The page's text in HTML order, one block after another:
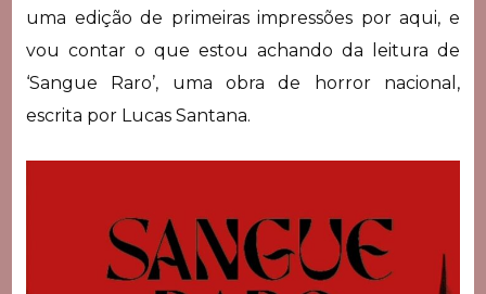
uma edição de primeiras impressões por aqui, e
vou contar o que estou achando da leitura de
‘Sangue Raro’, uma obra de horror nacional,
escrita por Lucas Santana.